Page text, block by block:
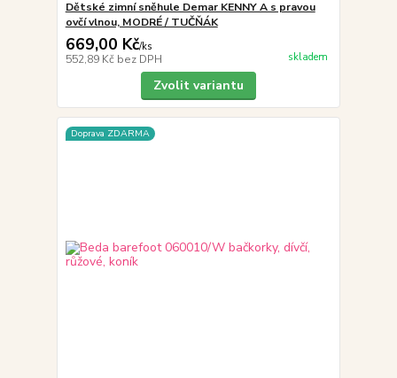
Dětské zimní sněhule Demar KENNY A s pravou
ovčí vlnou, MODRÉ / TUČŇÁK
669,00 Kč/ks
552,89 Kč bez DPH skladem
Zvolit variantu
Doprava ZDARMA